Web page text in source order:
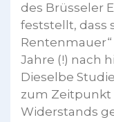
des Brüsseler
feststellt, dass
Jahre (!) nach
Dieselbe
zum Zeitpunkt
Widerstands